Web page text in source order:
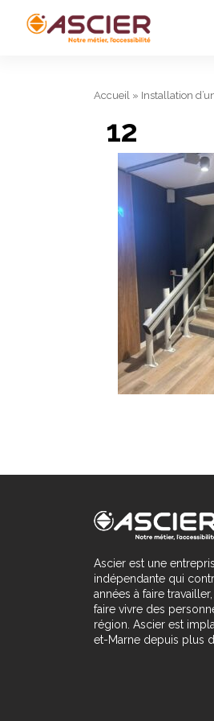
Accueil » Installation
12
Ascier est une
indépendante qui
années à faire
faire vivre des
région. Ascier est
et-Marne depuis plus